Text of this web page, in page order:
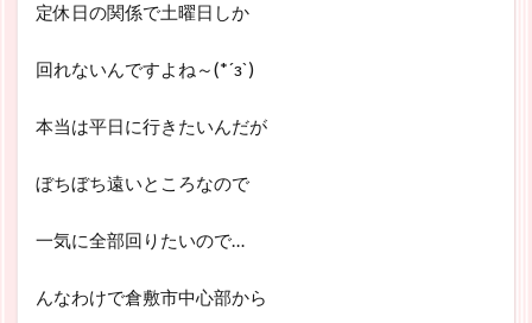
定休日の関係で土曜日しか
回れないんですよね～(*´з`)
本当は平日に行きたいんだが
ぼちぼち遠いところなので
一気に全部回りたいので…
んなわけで倉敷市中心部から